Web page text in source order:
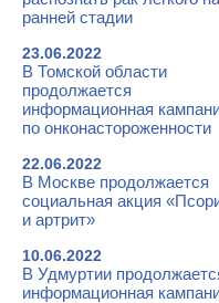
ранней стадии
23.06.2022
В Томской области
продолжается
информационная
по онконастороженности
22.06.2022
В Москве продолжается
социальная акция
и артрит»
10.06.2022
В Удмуртии
информационная